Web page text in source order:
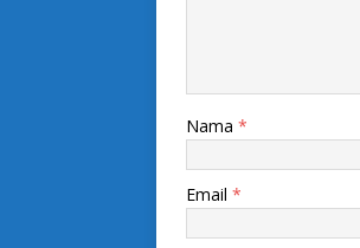
Nama *
Email *